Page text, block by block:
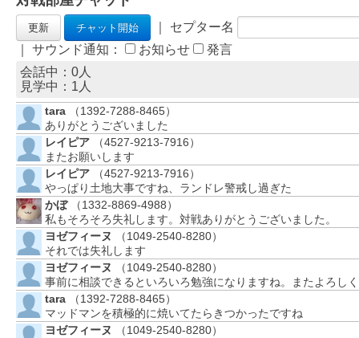
｜ セプター名
｜ サウンド通知：
お知らせ
発言
会話中：0人
見学中： 1 人
tara
（1392-7288-8465）
ありがとうございました
レイピア
（4527-9213-7916）
またお願いします
レイピア
（4527-9213-7916）
やっぱり土地大事ですね、ランドレ警戒し過ぎた
かぼ
（1332-8869-4988）
私もそろそろ失礼します。対戦ありがとうございました。
ヨゼフィーヌ
（1049-2540-8280）
それでは失礼します
ヨゼフィーヌ
（1049-2540-8280）
事前に相談できるといろいろ勉強になりますね。またよろし
tara
（1392-7288-8465）
マッドマンを積極的に焼いてたらきつかったですね
ヨゼフィーヌ
（1049-2540-8280）